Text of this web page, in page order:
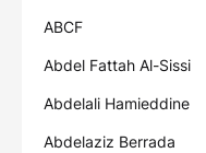
ABCF
Abdel Fattah Al-Sissi
Abdelali Hamieddine
Abdelaziz Berrada